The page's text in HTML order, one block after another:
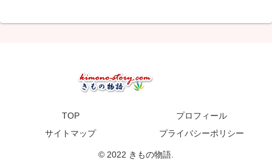
TOP
プロフィール
サイトマップ
プライバシーポリシー
© 2022 きもの物語.